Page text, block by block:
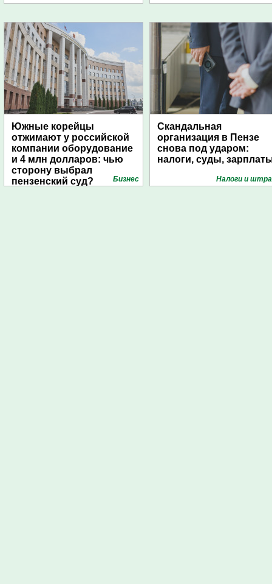
Южные корейцы
отжимают у российской
компании оборудование
и 4 млн долларов: чью
сторону выбрал
пензенский суд?
Бизнес
Скандальная
организация в Пензе
снова под ударом:
налоги, суды,
Налоги и